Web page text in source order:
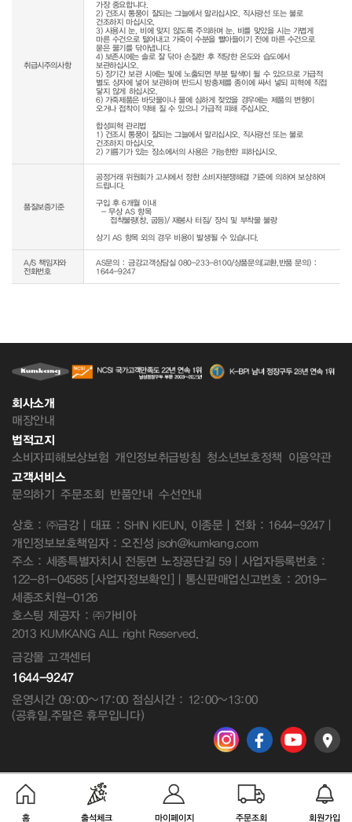
홈 출석체크 마이페이지 주문조회 회원가입
취급시주의사항
가장 중요합니다.
2) 건조시 통풍이 잘되는 그늘에서 말리십시오. 직사광선 또는 불로
건조하지 마십시오.
3) 사용시 눈, 비에 맞지 않도록 주의하며 눈, 비를 맞았을 시는 가볍게
마른 수건으로 털어내고 가죽이 수분을 빨아들이기 전에 마른 수건으로
묻은 물기를 닦아냅니다.
4) 보존시에는 솔로 잘 닦아 손질한 후 적당한 온도와 습도에서
보관하십시오.
5) 장기간 보관 시에는 빛에 노출되면 부분 탈색이 될 수 있으므로 가급적
별도 상자에 넣어 보관하며 반드시 방충제를 종이에 싸서 넣되 피혁에 직접
닿지 않게 하십시오.
6) 가죽제품은 바닷물이나 물에 심하게 젖었을 경우에는 제품의 변형이
오거나 접착이 약해 질 수 있으니 가급적 피해 주십시오.
합성피혁 관리법
1) 건조시 통풍이 잘되는 그늘에서 말리십시오. 직사광선 또는 불로
건조하지 마십시오.
2) 기름기가 있는 장소에서의 사용은 가능한한 피하십시오.
품질보증기준
공정거래 위원회가 고시에서 정한 소비자분쟁해결 기준에 의하여 보상하여
드립니다.
구입 후 6개월 이내
  - 무상 AS 항목
상기 AS 항목 외의 경우 비용이 발생될 수 있습니다.
A/S 책임자와
전화번호
AS문의 : 금강고객상담실 080-233-8100/상품문의(교환,반품 문의) :
1644-9247
회사소개
매장안내
법적고지
소비자피해보상보험 개인정보취급방침 청소년보호정책 이용약관
고객서비스
문의하기 주문조회 반품안내 수선안내
상호 : ㈜금강 | 대표 : SHIN KIEUN, 이종문 | 전화 : 1644-9247 |
개인정보보호책임자 : 오진성 jsoh@kumkang.com
주소 : 세종특별자치시 전동면 노장공단길 59 | 사업자등록번호 :
122-81-04585 [사업자정보확인] | 통신판매업신고번호 : 2019-
세종조치원-0126
호스팅 제공자 : ㈜가비아
2013 KUMKANG ALL right Reserved.
금강몰 고객센터
1644-9247
운영시간 09:00~17:00 점심시간 : 12:00~13:00
(공휴일,주말은 휴무입니다)